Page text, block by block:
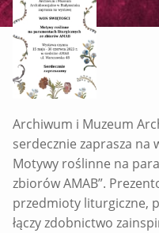
Archiwum i Muzeum
serdecznie zaprasza na
Motywy roślinne na
zbiorów AMAB”.
przedmioty liturgiczne,
łączy zdobnictwo